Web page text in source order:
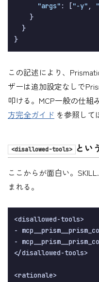
"args" : ["-y" , "
    }
  }
この記述により、
ザーは追加設定なしで
叩ける。MCP一般の仕組
方完全ガイド を参照して
<disallowed-tools> とい
ここからが面白い。
まれる。
<disallowed-tools>
-
-
</disallowed-tools>
<rationale>